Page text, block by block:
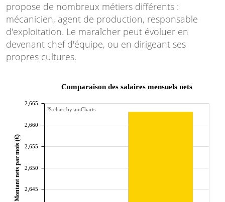
propose de nombreux métiers différents :
mécanicien, agent de production, responsable
d'exploitation. Le maraîcher peut évoluer en
devenant chef d'équipe, ou en dirigeant ses
propres cultures.
2,645
2,650
2,655
2,660
2,665
Montant nets par mois (€)
Comparaison des salaires mensuels nets
JS chart by amCharts